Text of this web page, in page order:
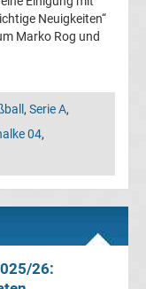
Neuigkeiten“
Marko Rog und
, Serie A,
04,
26: